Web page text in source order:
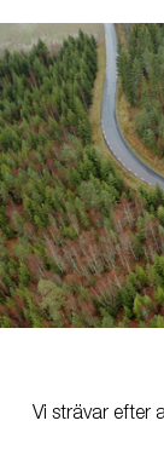
Vi strävar efter